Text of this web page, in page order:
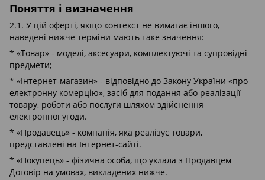
Поняття і визначення
2.1. У цій оферті, якщо контекст не вимагає іншого,
наведені нижче терміни мають таке значення:
* «Товар» - моделі, аксесуари, комплектуючі та супровідні
предмети;
* «Інтернет-магазин» - відповідно до Закону України «про
електронну комерцію», засіб для подання або реалізації
товару, роботи або послуги шляхом здійснення
електронної угоди.
* «Продавець» - компанія, яка реалізує товари,
представлені на Інтернет-сайті.
* «Покупець» - фізична особа, що уклала з Продавцем
Договір на умовах, викладених нижче.